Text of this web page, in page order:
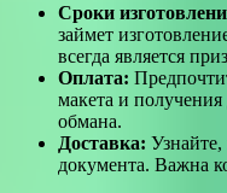
Сроки
займет
всегда является
Оплата:
макета и
обмана.
Доставка: Узнайте,
документа. Важна